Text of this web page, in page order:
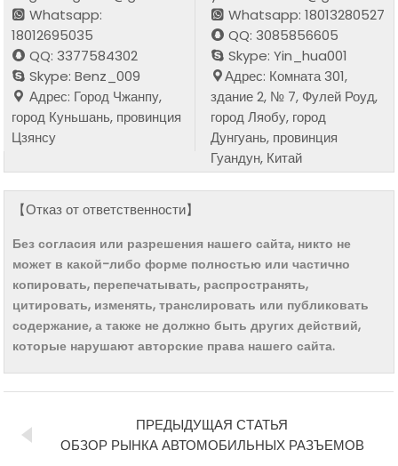
Whatsapp:
18012695035
QQ: 3377584302
Skype: Benz_009
Адрес: Город Чжанпу,
город Куньшань, провинция
Цзянсу
Whatsapp: 18013280527
QQ: 3085856605
Skype: Yin_hua001
Адрес: Комната 301,
здание 2, № 7, Фулей Роуд,
город Ляобу, город
Дунгуань, провинция
Гуандун, Китай
【Отказ от ответственности】
Без согласия или разрешения нашего сайта, никто не
может в какой-либо форме полностью или частично
копировать, перепечатывать, распространять,
цитировать, изменять, транслировать или публиковать
содержание, а также не должно быть других действий,
которые нарушают авторские права нашего сайта.
ПРЕДЫДУЩАЯ СТАТЬЯ
ОБЗОР РЫНКА АВТОМОБИЛЬНЫХ РАЗЪЕМОВ